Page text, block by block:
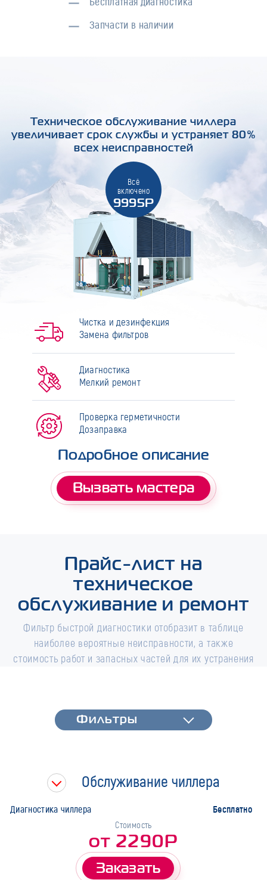
Запчасти в наличии
Техническое обслуживание чиллера
увеличивает срок службы и устраняет 80%
всех неисправностей
Всё
включено
9995Р
Чистка и дезинфекция
Замена фильтров
Диагностика
Мелкий ремонт
Проверка герметичности
Дозаправка
Подробное описание
Вызвать мастера
Прайс-лист на
техническое
обслуживание и ремонт
Фильтр быстрой диагностики отобразит в таблице
наиболее вероятные неисправности, а также
стоимость работ и запасных частей для их устранения
Фильтры
Марка
Фильтры
Обслуживание чиллера
Диагностика чиллера Бесплатно
Стоимость
от 2290Р
Заказать